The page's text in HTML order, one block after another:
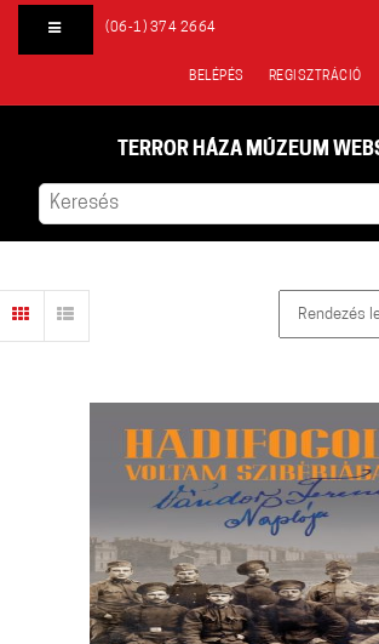
(06-1) 374 2664
BELÉPÉS REGISZTRÁCIÓ
TERROR HÁZA MÚZEUM